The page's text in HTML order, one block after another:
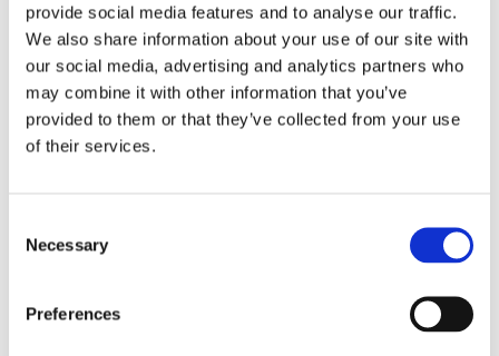
provide social media features and to analyse our traffic.
We also share information about your use of our site with
our social media, advertising and analytics partners who
may combine it with other information that you’ve
provided to them or that they’ve collected from your use
of their services.
Selection
Necessary
Preferences
額定電壓 [V] 220 / 380
刀具介面 ER25
冷卻
Shaft driven fun (Ventola calettata
su albero) / Electric fan
展覽會